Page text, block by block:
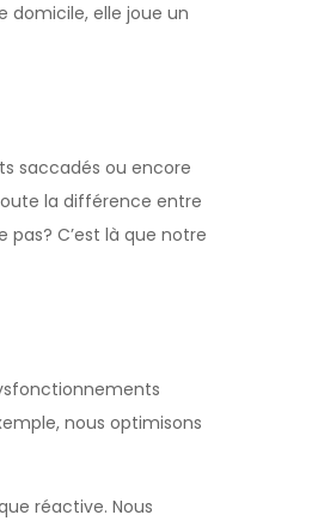
domicile, elle joue un
saccadés ou encore
la différence entre
C’est là que notre
nous optimisons
réactive. Nous